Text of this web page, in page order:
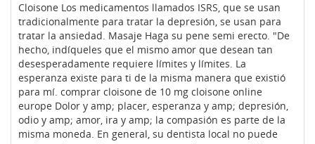
Cloisone Los medicamentos llamados ISRS, que se usan
tradicionalmente para tratar la depresión, se usan para
tratar la ansiedad. Masaje Haga su pene semi erecto. "De
hecho, indíqueles que el mismo amor que desean tan
desesperadamente requiere límites y límites. La
esperanza existe para ti de la misma manera que existió
para mí. comprar cloisone de 10 mg cloisone online
europe Dolor y amp; placer, esperanza y amp; depresión,
odio y amp; amor, ira y amp; la compasión es parte de la
misma moneda. En general, su dentista local no puede